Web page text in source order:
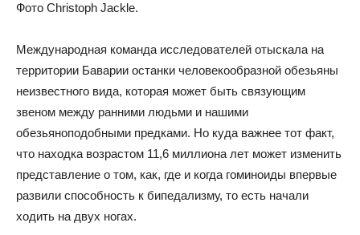
Фото Christoph Jackle.
Международная команда исследователей отыскала на
территории Баварии останки человекообразной обезьяны
неизвестного вида, которая может быть связующим
звеном между ранними людьми и нашими
обезьяноподобными предками. Но куда важнее тот факт,
что находка возрастом 11,6 миллиона лет может изменить
представление о том, как, где и когда гоминоиды впервые
развили способность к бипедализму, то есть начали
ходить на двух ногах.